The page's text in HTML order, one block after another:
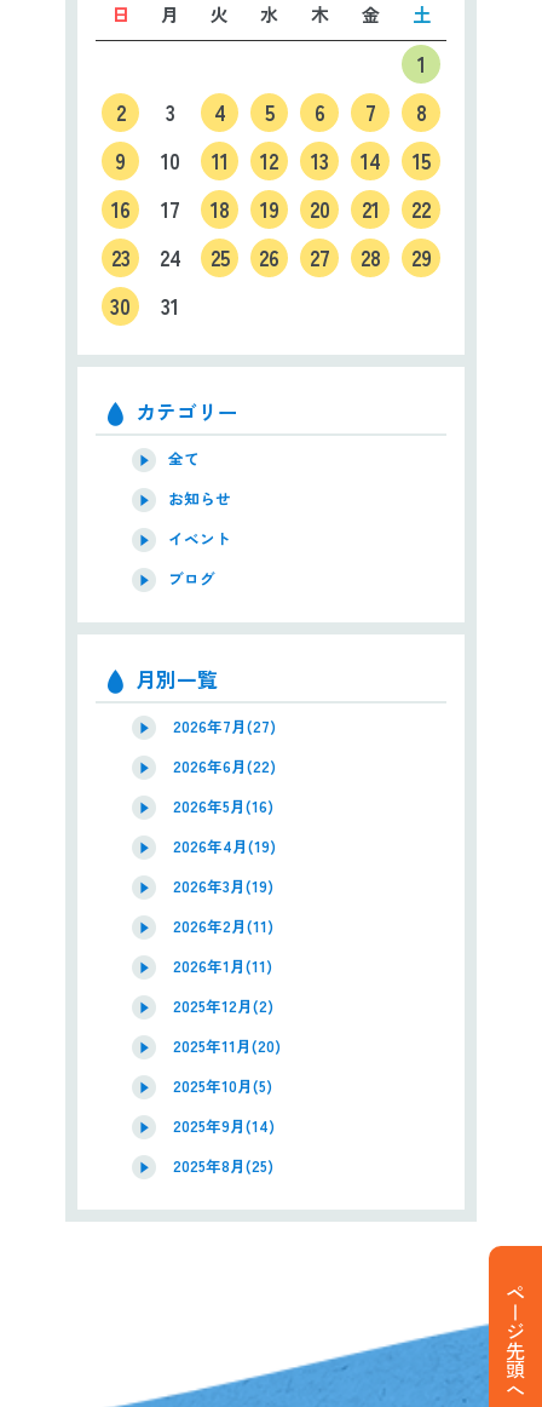
日 月 火 水 木 金 土
1
2
3 4 5 6 7
8
9
10 11 12 13 14
15
16
17 18 19 20 21
22
23
24 25 26 27 28
29
30
31
カテゴリー
全て
お知らせ
イベント
ブログ
月別一覧
2026年7月(27)
2026年6月(22)
2026年5月(16)
2026年4月(19)
2026年3月(19)
2026年2月(11)
2026年1月(11)
2025年12月(2)
2025年11月(20)
2025年10月(5)
2025年9月(14)
2025年8月(25)
ページ先頭へ